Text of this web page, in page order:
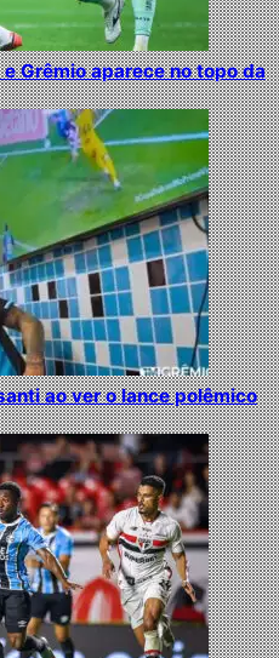
Grêmio aparece no topo da
ao ver o lance polêmico